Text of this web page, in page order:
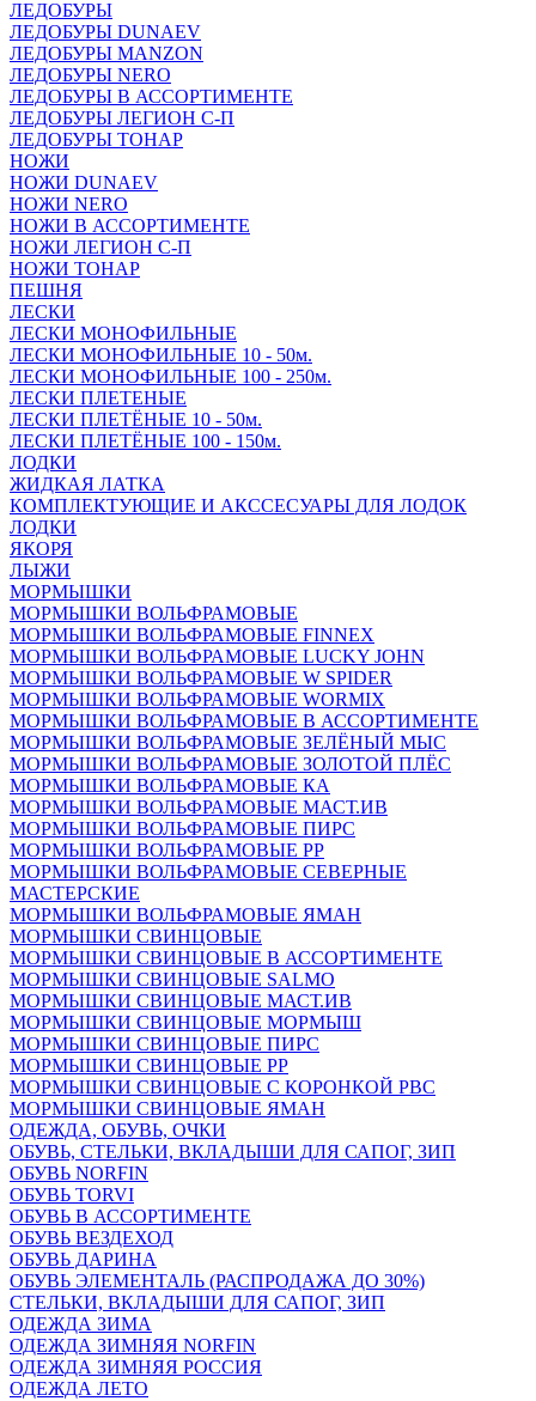
ЛЕДОБУРЫ
ЛЕДОБУРЫ DUNAEV
ЛЕДОБУРЫ MANZON
ЛЕДОБУРЫ NERO
ЛЕДОБУРЫ В АССОРТИМЕНТЕ
ЛЕДОБУРЫ ЛЕГИОН С-П
ЛЕДОБУРЫ ТОНАР
НОЖИ
НОЖИ DUNAEV
НОЖИ NERO
НОЖИ В АССОРТИМЕНТЕ
НОЖИ ЛЕГИОН С-П
НОЖИ ТОНАР
ПЕШНЯ
ЛЕСКИ
ЛЕСКИ МОНОФИЛЬНЫЕ
ЛЕСКИ МОНОФИЛЬНЫЕ 10 - 50м.
ЛЕСКИ МОНОФИЛЬНЫЕ 100 - 250м.
ЛЕСКИ ПЛЕТЕНЫЕ
ЛЕСКИ ПЛЕТЁНЫЕ 10 - 50м.
ЛЕСКИ ПЛЕТЁНЫЕ 100 - 150м.
ЛОДКИ
ЖИДКАЯ ЛАТКА
КОМПЛЕКТУЮЩИЕ И АКССЕСУАРЫ ДЛЯ ЛОДОК
ЛОДКИ
ЯКОРЯ
ЛЫЖИ
МОРМЫШКИ
МОРМЫШКИ ВОЛЬФРАМОВЫЕ
МОРМЫШКИ ВОЛЬФРАМОВЫЕ FINNEX
МОРМЫШКИ ВОЛЬФРАМОВЫЕ LUCKY JOHN
МОРМЫШКИ ВОЛЬФРАМОВЫЕ W SPIDER
МОРМЫШКИ ВОЛЬФРАМОВЫЕ WORMIX
МОРМЫШКИ ВОЛЬФРАМОВЫЕ В АССОРТИМЕНТЕ
МОРМЫШКИ ВОЛЬФРАМОВЫЕ ЗЕЛЁНЫЙ МЫС
МОРМЫШКИ ВОЛЬФРАМОВЫЕ ЗОЛОТОЙ ПЛЁС
МОРМЫШКИ ВОЛЬФРАМОВЫЕ КА
МОРМЫШКИ ВОЛЬФРАМОВЫЕ МАСТ.ИВ
МОРМЫШКИ ВОЛЬФРАМОВЫЕ ПИРС
МОРМЫШКИ ВОЛЬФРАМОВЫЕ РР
МОРМЫШКИ ВОЛЬФРАМОВЫЕ СЕВЕРНЫЕ
МАСТЕРСКИЕ
МОРМЫШКИ ВОЛЬФРАМОВЫЕ ЯМАН
МОРМЫШКИ СВИНЦОВЫЕ
МОРМЫШКИ СВИНЦОВЫЕ В АССОРТИМЕНТЕ
МОРМЫШКИ СВИНЦОВЫЕ SALMO
МОРМЫШКИ СВИНЦОВЫЕ МАСТ.ИВ
МОРМЫШКИ СВИНЦОВЫЕ МОРМЫШ
МОРМЫШКИ СВИНЦОВЫЕ ПИРС
МОРМЫШКИ СВИНЦОВЫЕ РР
МОРМЫШКИ СВИНЦОВЫЕ С КОРОНКОЙ РВС
МОРМЫШКИ СВИНЦОВЫЕ ЯМАН
ОДЕЖДА, ОБУВЬ, ОЧКИ
ОБУВЬ, СТЕЛЬКИ, ВКЛАДЫШИ ДЛЯ САПОГ, ЗИП
ОБУВЬ NORFIN
ОБУВЬ TORVI
ОБУВЬ В АССОРТИМЕНТЕ
ОБУВЬ ВЕЗДЕХОД
ОБУВЬ ДАРИНА
ОБУВЬ ЭЛЕМЕНТАЛЬ (РАСПРОДАЖА ДО 30%)
СТЕЛЬКИ, ВКЛАДЫШИ ДЛЯ САПОГ, ЗИП
ОДЕЖДА ЗИМА
ОДЕЖДА ЗИМНЯЯ NORFIN
ОДЕЖДА ЗИМНЯЯ РОССИЯ
ОДЕЖДА ЛЕТО